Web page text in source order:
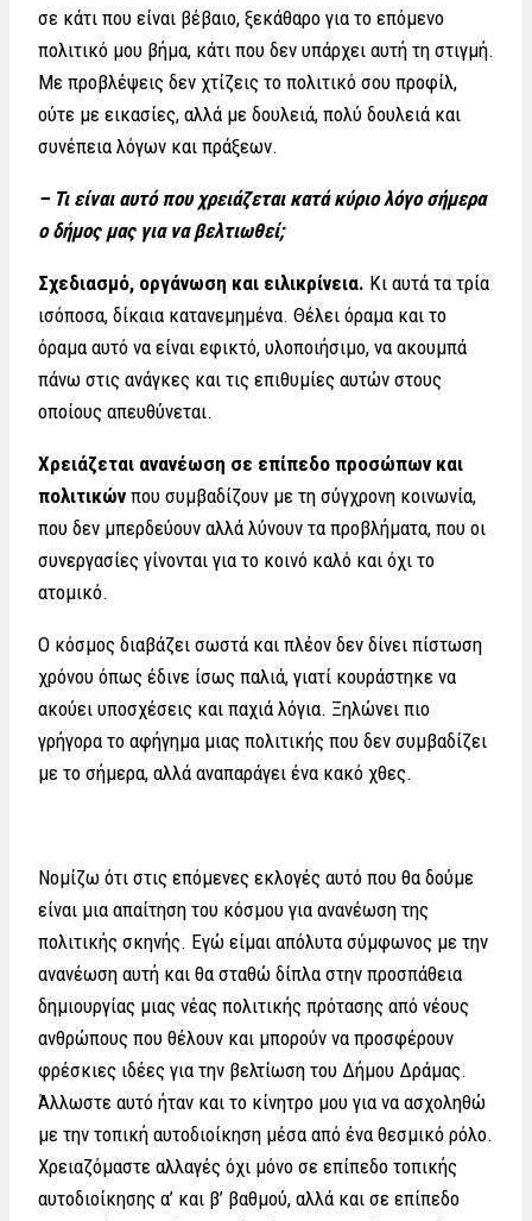
σε κάτι που είναι βέβαιο, ξεκάθαρο για το επόμενο
πολιτικό μου βήμα, κάτι που δεν υπάρχει αυτή τη στιγμή.
Με προβλέψεις δεν χτίζεις το πολιτικό σου προφίλ,
ούτε με εικασίες, αλλά με δουλειά, πολύ δουλειά και
συνέπεια λόγων και πράξεων.
– Τι είναι αυτό που χρειάζεται κατά κύριο λόγο σήμερα
ο δήμος μας για να βελτιωθεί;
Σχεδιασμό, οργάνωση και ειλικρίνεια. Κι αυτά τα τρία
ισόποσα, δίκαια κατανεμημένα. Θέλει όραμα και το
όραμα αυτό να είναι εφικτό, υλοποιήσιμο, να ακουμπά
πάνω στις ανάγκες και τις επιθυμίες αυτών στους
οποίους απευθύνεται.
Χρειάζεται ανανέωση σε επίπεδο προσώπων και
πολιτικών που συμβαδίζουν με τη σύγχρονη κοινωνία,
που δεν μπερδεύουν αλλά λύνουν τα προβλήματα, που οι
συνεργασίες γίνονται για το κοινό καλό και όχι το
ατομικό.
Ο κόσμος διαβάζει σωστά και πλέον δεν δίνει πίστωση
χρόνου όπως έδινε ίσως παλιά, γιατί κουράστηκε να
ακούει υποσχέσεις και παχιά λόγια. Ξηλώνει πιο
γρήγορα το αφήγημα μιας πολιτικής που δεν συμβαδίζει
με το σήμερα, αλλά αναπαράγει ένα κακό χθες.
Νομίζω ότι στις επόμενες εκλογές αυτό που θα δούμε
είναι μια απαίτηση του κόσμου για ανανέωση της
πολιτικής σκηνής. Εγώ είμαι απόλυτα σύμφωνος με την
ανανέωση αυτή και θα σταθώ δίπλα στην προσπάθεια
δημιουργίας μιας νέας πολιτικής πρότασης από νέους
ανθρώπους που θέλουν και μπορούν να προσφέρουν
φρέσκιες ιδέες για την βελτίωση του Δήμου Δράμας.
Άλλωστε αυτό ήταν και το κίνητρο μου για να ασχοληθώ
με την τοπική αυτοδιοίκηση μέσα από ένα θεσμικό ρόλο.
Χρειαζόμαστε αλλαγές όχι μόνο σε επίπεδο τοπικής
αυτοδιοίκησης α’ και β’ βαθμού, αλλά και σε επίπεδο